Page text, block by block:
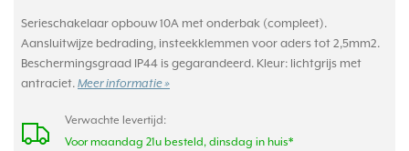
Serieschakelaar opbouw 10A met onderbak (compleet).
Aansluitwijze bedrading, insteekklemmen voor aders tot 2,5mm2.
Beschermingsgraad IP44 is gegarandeerd. Kleur: lichtgrijs met
antraciet. Meer informatie »
Verwachte levertijd:
Voor maandag 21u besteld, dinsdag in huis*